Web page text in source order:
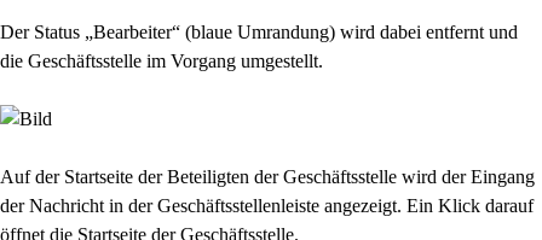
Der Status „Bearbeiter“ (blaue Umrandung) wird dabei entfernt und
die Geschäftsstelle im Vorgang umgestellt.
Auf der Startseite der Beteiligten der Geschäftsstelle wird der Eingang
der Nachricht in der Geschäftsstellenleiste angezeigt. Ein Klick darauf
öffnet die Startseite der Geschäftsstelle.